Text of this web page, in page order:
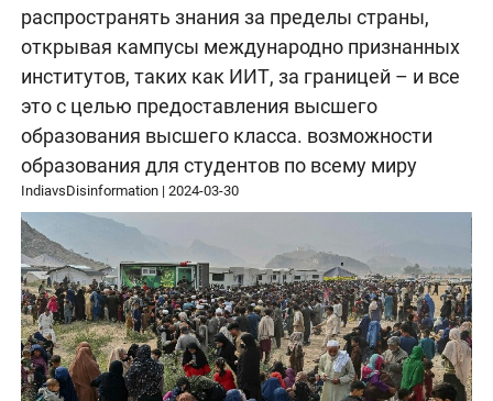
распространять знания за пределы страны,
открывая кампусы международно признанных
институтов, таких как ИИТ, за границей – и все
это с целью предоставления высшего
образования высшего класса. возможности
образования для студентов по всему миру
IndiavsDisinformation |2024-03-30